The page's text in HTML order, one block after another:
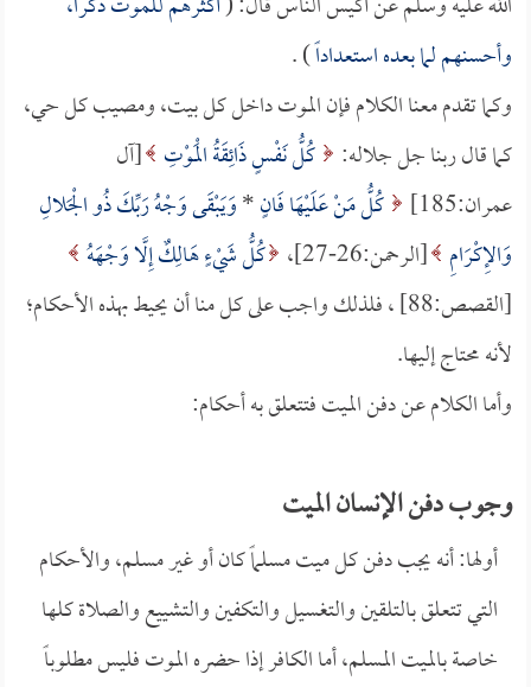
وأحسنهم لما بعده استعداداً) .
وكما تقدم معنا الكلام فإن الموت داخل كل بيت، ومصيب كل حي،
كما قال ربنا جل جلاله: كُلُّ نَفْسٍ ذَائِقَةُ الْمَوْتِ [آل
عمران:185]
كُلُّ مَنْ عَلَيْهَا فَانٍ*وَيَبْقَى وَجْهُ رَبِّكَ ذُو الْجَلالِ
وَالإِكْرَامِ [الرحمن:26-27]،
كُلُّ شَيْءٍ هَالِكٌ إِلَّا وَجْهَهُ
[القصص:88] ، فلذلك واجب على كل منا أن يحيط بهذه الأحكام؛
لأنه محتاج إليها.
وأما الكلام عن دفن الميت فتتعلق به أحكام:
وجوب دفن الإنسان الميت
أولها: أنه يجب دفن كل ميت مسلماً كان أو غير مسلم، والأحكام
التي تتعلق بالتلقين والتغسيل والتكفين والتشييع والصلاة كلها
خاصة بالميت المسلم، أما الكافر إذا حضره الموت فليس مطلوباً